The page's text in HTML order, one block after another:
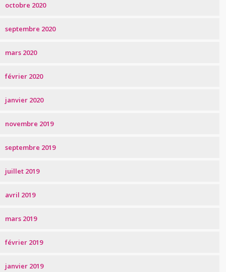
octobre 2020
septembre 2020
mars 2020
février 2020
janvier 2020
novembre 2019
septembre 2019
juillet 2019
avril 2019
mars 2019
février 2019
janvier 2019